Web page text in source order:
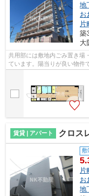
地
お
片
築
大
共用部には敷地内ごみ置き場
ています。陽当りが良い物件
賃貸 | アパート クロス
敷
片
お
地